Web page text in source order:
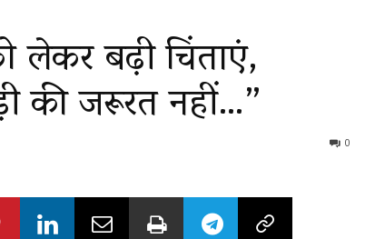
लेकर बढ़ी चिंताएं,
की जरूरत नहीं…”
0